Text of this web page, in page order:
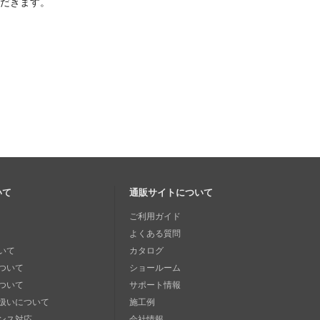
て
いて
いて
いについて
通販サイトについて
ご利用ガイド
よくある質問
カタログ
ショールーム
サポート情報
施工例